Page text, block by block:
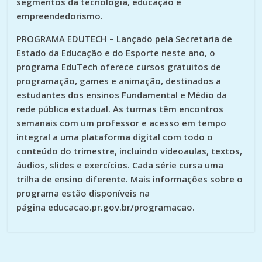
empreendedorismo.
PROGRAMA EDUTECH – Lançado pela Secretaria de
Estado da Educação e do Esporte neste ano, o
programa EduTech oferece cursos gratuitos de
programação, games e animação, destinados a
estudantes dos ensinos Fundamental e Médio da
rede pública estadual. As turmas têm encontros
semanais com um professor e acesso em tempo
integral a uma plataforma digital com todo o
conteúdo do trimestre, incluindo videoaulas, textos,
áudios, slides e exercícios. Cada série cursa uma
trilha de ensino diferente. Mais informações sobre o
programa estão disponíveis na
página educacao.pr.gov.br/programacao.